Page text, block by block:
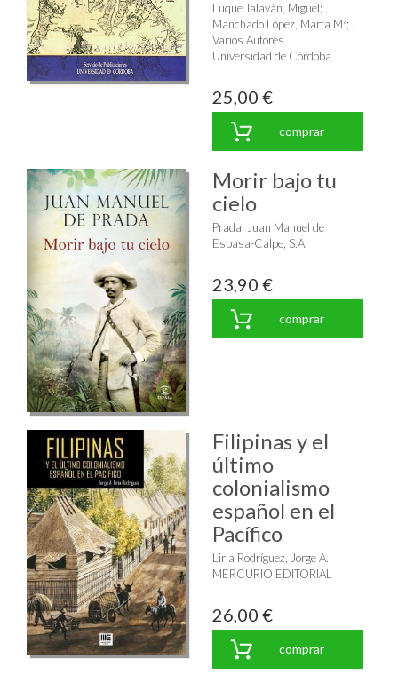
Luque Talaván, Miguel;
Manchado López, Marta Mª;
Varios Autores
Universidad de Córdoba
25,00 €
comprar
Morir bajo tu
cielo
Prada, Juan Manuel de
Espasa-Calpe, S.A.
23,90 €
comprar
Filipinas y el
último
colonialismo
español en el
Pacífico
Liria Rodríguez, Jorge A.
MERCURIO EDITORIAL
26,00 €
comprar